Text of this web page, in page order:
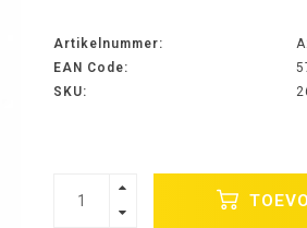
Artikelnummer:
EAN Code:
SKU: